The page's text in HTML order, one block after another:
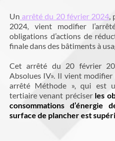
Un arrêté du 20 février 2024,
2024, vient modifier
obligations d’actions de
finale dans des bâtiments à
Cet arrêté du 20 février
Absolues IV». Il vient
arrêté Méthode », qui est
tertiaire venant préciser les
consommations
surface de plancher est